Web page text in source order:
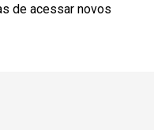
de acessar novos